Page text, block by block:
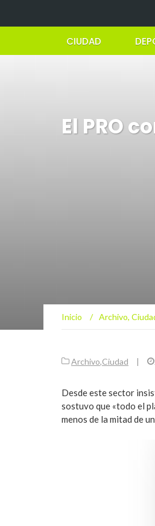
CIUDAD
El PRO
Inicio / Archivo,
Archivo,Ciudad |
Desde este sector
sostuvo que «todo el
menos de la mitad de